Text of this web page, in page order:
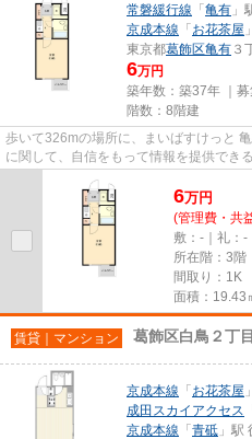
常磐緩行線 「 亀有 」
京成本線 「 お花茶屋
東京都葛飾区亀有 ３
6万円
築年数：築37年 ｜募
階数：8階建
歩いて326mの場所に、まいばすけっと
に関して、自信をもって情報を提供でき
6万円
(管理費・共
敷：-｜礼：-
所在階：3階
間取り：1K
面積：19.43
賃貸｜マンション 葛飾区白鳥２丁
京成本線 「 お花茶屋
成田スカイアクセス
京成本線 「 青砥 」駅